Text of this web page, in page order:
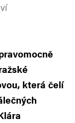
která čelí